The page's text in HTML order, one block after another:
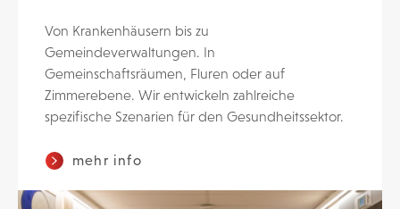
Von Krankenhäusern bis zu
Gemeindeverwaltungen. In
Gemeinschaftsräumen, Fluren oder auf
Zimmerebene. Wir entwickeln zahlreiche
spezifische Szenarien für den Gesundheitssektor.
mehr info